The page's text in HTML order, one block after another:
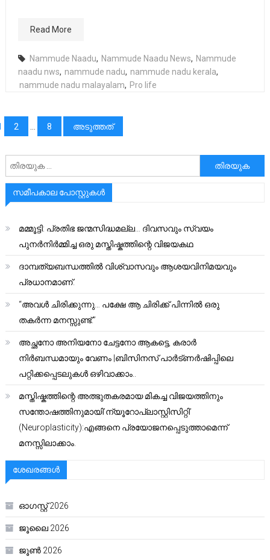
Read More
Nammude Naadu, Nammude Naadu News, Nammude
naadu nws, nammude nadu, nammude nadu kerala,
nammude nadu malayalam, Pro life
2 8 അടുത്തത്
അനേഷിക്കുക
സമീപകാല പോസ്റ്റുകൾ
മമ്മൂട്ടി: പ്രതിഭ ജന്മസിദ്ധമല്ല… ദിവസവും സ്വയം
പുനർനിർമ്മിച്ച ഒരു മസ്തിഷ്കത്തിന്റെ വിജയകഥ
ദാമ്പത്യബന്ധത്തിൽ വിശ്വാസവും ആശയവിനിമയവും
പ്രധാനമാണ്.
“അവൾ ചിരിക്കുന്നു… പക്ഷേ ആ ചിരിക്ക് പിന്നിൽ ഒരു
തകർന്ന മനസ്സുണ്ട്.”
അച്ഛനോ അനിയനോ ചേട്ടനോ ആകട്ടെ, കരാർ
നിർബന്ധമായും വേണം |ബിസിനസ് പാർട്ണർഷിപ്പിലെ
പറ്റിക്കപ്പെടലുകൾ ഒഴിവാക്കാം..
മസ്തിഷ്കത്തിന്റെ അത്ഭുതകരമായ മികച്ച വിജയത്തിനും
സന്തോഷത്തിനുമായി’ന്യൂറോപ്ലാസ്റ്റിസിറ്റി’
(Neuroplasticity):എങ്ങനെ പ്രയോജനപ്പെടുത്താമെന്ന്
മനസ്സിലാക്കാം.
ശേഖരങ്ങൾ
ഓഗസ്റ്റ്‌ 2026
ജൂലൈ 2026
ജൂൺ 2026